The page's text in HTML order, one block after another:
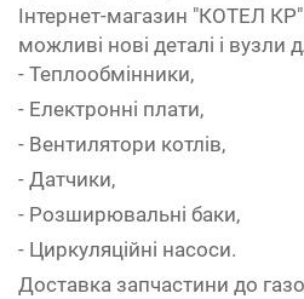
Інтернет-магазин "КОТЕЛ
можливі нові деталі і вузли
- Теплообмінники,
- Електронні плати,
- Вентилятори котлів,
- Датчики,
- Розширювальні баки,
- Циркуляційні насоси.
Доставка запчастини до